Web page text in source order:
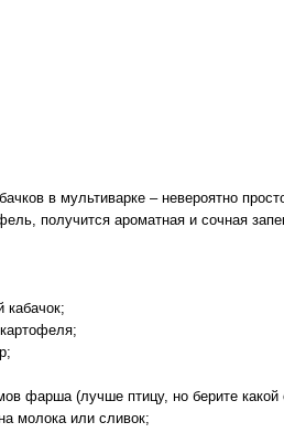
в мультиварке – невероятно
получится ароматная и сочная
кабачок;
фарша (лучше птицу, но берите какой
молока или сливок;